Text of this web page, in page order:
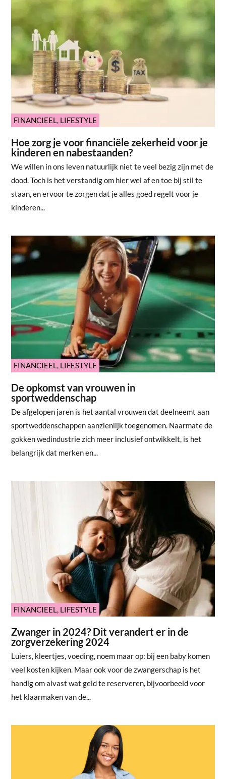
FINANCIEEL, LIFESTYLE
Hoe zorg je voor financiële zekerheid voor je
kinderen en nabestaanden?
We willen in ons leven natuurlijk niet te veel bezig zijn met de
dood. Toch is het verstandig om hier wel af en toe bij stil te
staan, en ervoor te zorgen dat je alles goed regelt voor je
kinderen...
FINANCIEEL, LIFESTYLE
De opkomst van vrouwen in
sportweddenschap
De afgelopen jaren is het aantal vrouwen dat deelneemt aan
sportweddenschappen aanzienlijk toegenomen. Naarmate de
gokken wedindustrie zich meer inclusief ontwikkelt, is het
belangrijk dat merken en...
FINANCIEEL, LIFESTYLE
Zwanger in 2024? Dit verandert er in de
zorgverzekering 2024
Luiers, kleertjes, voeding, noem maar op: bij een baby komen
veel kosten kijken. Maar ook voor de zwangerschap is het
handig om alvast wat geld te reserveren, bijvoorbeeld voor
het klaarmaken van de...